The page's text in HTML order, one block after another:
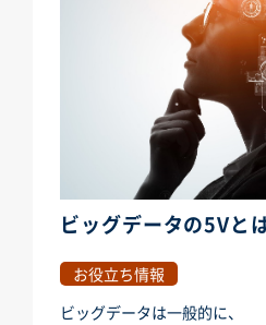
ビッグデータの5Vと
お役立ち情報
ビッグデータは一般的に、